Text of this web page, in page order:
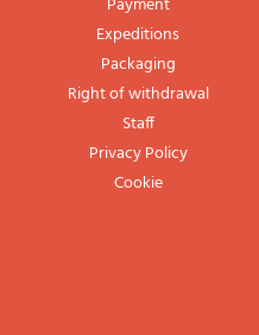
Expeditions
Packaging
Right of withdrawal
Staff
Privacy Policy
Cookie